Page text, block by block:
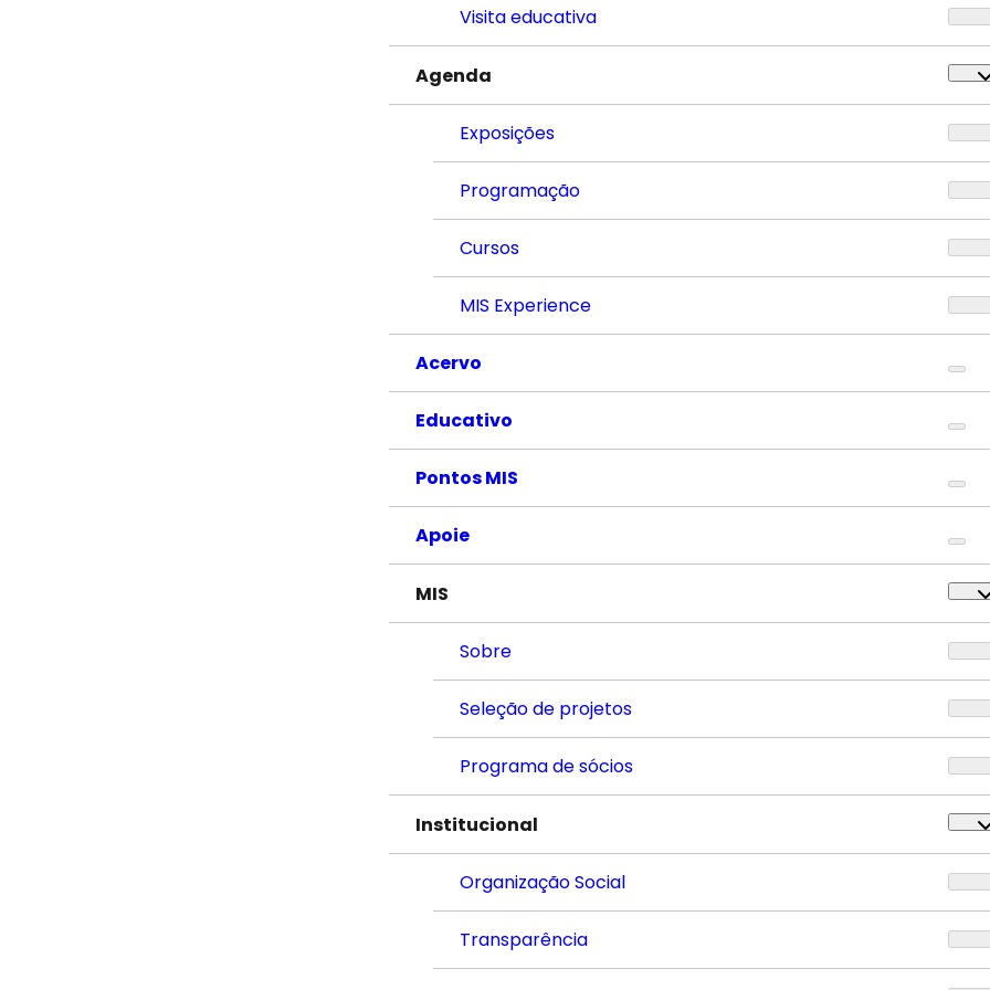
Visita educativa
Agenda
Exposições
Programação
Cursos
MIS Experience
Acervo
Educativo
Pontos MIS
Apoie
MIS
Sobre
Seleção de projetos
Programa de sócios
Institucional
Organização Social
Transparência